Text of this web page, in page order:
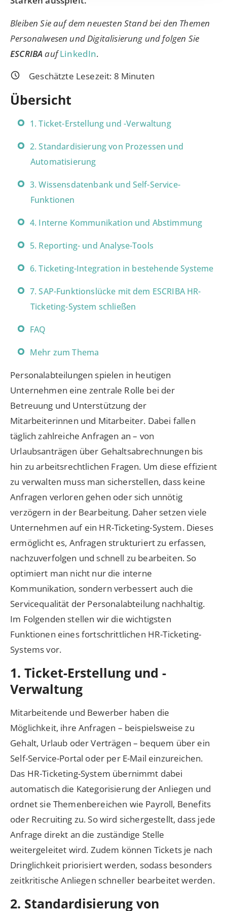
Bleiben Sie auf dem neuesten Stand bei den Themen
Personalwesen und Digitalisierung und folgen Sie
ESCRIBAaufLinkedIn.
Geschätzte Lesezeit: 8 Minuten
Übersicht
1. Ticket-Erstellung und -Verwaltung
2. Standardisierung von Prozessen und
Automatisierung
3. Wissensdatenbank und Self-Service-
Funktionen
4. Interne Kommunikation und Abstimmung
5. Reporting- und Analyse-Tools
6. Ticketing-Integration in bestehende Systeme
7. SAP-Funktionslücke mit dem ESCRIBA HR-
Ticketing-System schließen
FAQ
Mehr zum Thema
Personalabteilungen spielen in heutigen
Unternehmen eine zentrale Rolle bei der
Betreuung und Unterstützung der
Mitarbeiterinnen und Mitarbeiter. Dabei fallen
täglich zahlreiche Anfragen an – von
Urlaubsanträgen über Gehaltsabrechnungen bis
hin zu arbeitsrechtlichen Fragen. Um diese effizient
zu verwalten muss man sicherstellen, dass keine
Anfragen verloren gehen oder sich unnötig
verzögern in der Bearbeitung. Daher setzen viele
Unternehmen auf ein HR-Ticketing-System. Dieses
ermöglicht es, Anfragen strukturiert zu erfassen,
nachzuverfolgen und schnell zu bearbeiten. So
optimiert man nicht nur die interne
Kommunikation, sondern verbessert auch die
Servicequalität der Personalabteilung nachhaltig.
Im Folgenden stellen wir die wichtigsten
Funktionen eines fortschrittlichen HR-Ticketing-
Systems vor.
1. Ticket-Erstellung und -
Verwaltung
Mitarbeitende und Bewerber haben die
Möglichkeit, ihre Anfragen – beispielsweise zu
Gehalt, Urlaub oder Verträgen – bequem über ein
Self-Service-Portal oder per E-Mail einzureichen.
Das HR-Ticketing-System übernimmt dabei
automatisch die Kategorisierung der Anliegen und
ordnet sie Themenbereichen wie Payroll, Benefits
oder Recruiting zu. So wird sichergestellt, dass jede
Anfrage direkt an die zuständige Stelle
weitergeleitet wird. Zudem können Tickets je nach
Dringlichkeit priorisiert werden, sodass besonders
zeitkritische Anliegen schneller bearbeitet werden.
2. Standardisierung von